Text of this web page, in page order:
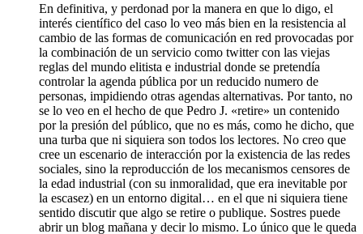
En definitiva, y perdonad por la manera en que lo digo, el
interés científico del caso lo veo más bien en la resistencia al
cambio de las formas de comunicación en red provocadas por
la combinación de un servicio como twitter con las viejas
reglas del mundo elitista e industrial donde se pretendía
controlar la agenda pública por un reducido numero de
personas, impidiendo otras agendas alternativas. Por tanto, no
se lo veo en el hecho de que Pedro J. «retire» un contenido
por la presión del público, que no es más, como he dicho, que
una turba que ni siquiera son todos los lectores. No creo que
cree un escenario de interacción por la existencia de las redes
sociales, sino la reproducción de los mecanismos censores de
la edad industrial (con su inmoralidad, que era inevitable por
la escasez) en un entorno digital… en el que ni siquiera tiene
sentido discutir que algo se retire o publique. Sostres puede
abrir un blog mañana y decir lo mismo. Lo único que le queda